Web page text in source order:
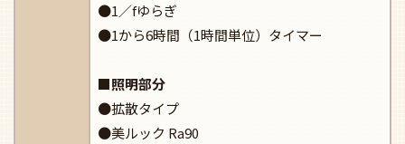
●1／fゆらぎ
●1から6時間（1時間単位）タイマー
■照明部分
●拡散タイプ
●美ルック Ra90